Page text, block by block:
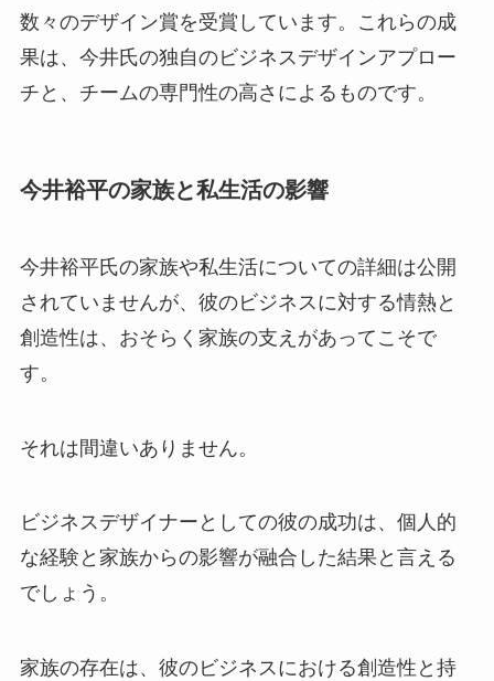
数々のデザイン賞を受賞しています。これらの成
果は、今井氏の独自のビジネスデザインアプロー
チと、チームの専門性の高さによるものです。
今井裕平の家族と私生活の影響
今井裕平氏の家族や私生活についての詳細は公開
されていませんが、彼のビジネスに対する情熱と
創造性は、おそらく家族の支えがあってこそで
す。
それは間違いありません。
ビジネスデザイナーとしての彼の成功は、個人的
な経験と家族からの影響が融合した結果と言える
でしょう。
家族の存在は、彼のビジネスにおける創造性と持